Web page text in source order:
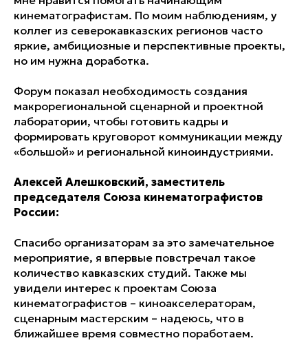
кинематографистам. По моим наблюдениям, у
коллег из северокавказских регионов часто
яркие, амбициозные и перспективные проекты,
но им нужна доработка.
Форум показал необходимость создания
макрорегиональной сценарной и проектной
лаборатории, чтобы готовить кадры и
формировать круговорот коммуникации между
«большой» и региональной киноиндустриями.
Алексей Алешковский, заместитель
председателя Союза кинематографистов
России:
Спасибо организаторам за это замечательное
мероприятие, я впервые повстречал такое
количество кавказских студий. Также мы
увидели интерес к проектам Союза
кинематографистов – киноакселераторам,
сценарным мастерским – надеюсь, что в
ближайшее время совместно поработаем.